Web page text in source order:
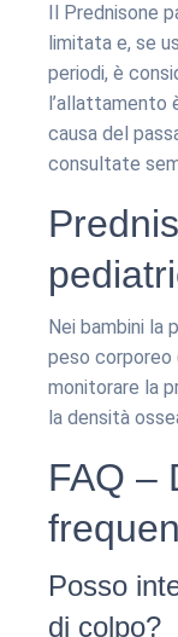
Il Prednisone
limitata e, se
periodi, è
l’allattamento
causa del
consultate
Nei bambini la
peso corporeo
monitorare la
la densità
FAQ –
Posso
di colpo?